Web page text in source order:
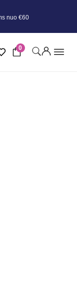
nuo €60
0